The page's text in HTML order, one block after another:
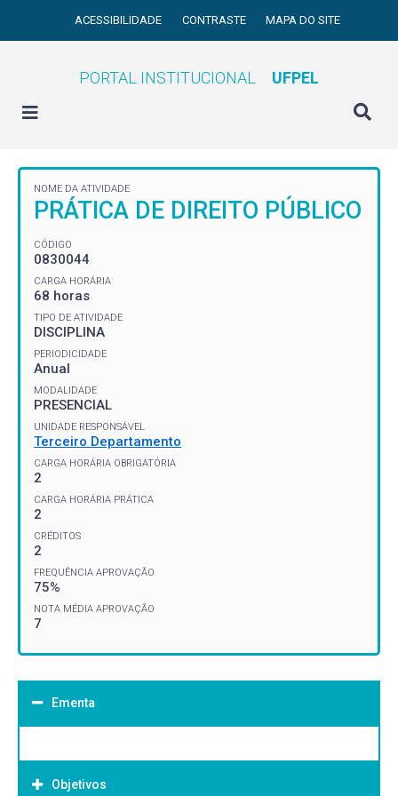
ACESSIBILIDADE CONTRASTE MAPA DO SITE
PORTAL INSTITUCIONAL UFPEL
NOME DA ATIVIDADE
PRÁTICA DE DIREITO PÚBLICO
CÓDIGO
0830044
CARGA HORÁRIA
68 horas
TIPO DE ATIVIDADE
DISCIPLINA
PERIODICIDADE
Anual
MODALIDADE
PRESENCIAL
UNIDADE RESPONSÁVEL
Terceiro Departamento
CARGA HORÁRIA OBRIGATÓRIA
2
CARGA HORÁRIA PRÁTICA
2
CRÉDITOS
2
FREQUÊNCIA APROVAÇÃO
75%
NOTA MÉDIA APROVAÇÃO
7
Ementa
Objetivos